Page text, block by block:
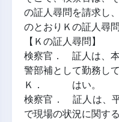
の証人尋問を請求し
のとおりＫの証人尋問
【Ｋの証人尋問】
検察官． 証人は、
警部補として勤務し
Ｋ．   はい。
検察官． 証人は、
で現場の状況に関す